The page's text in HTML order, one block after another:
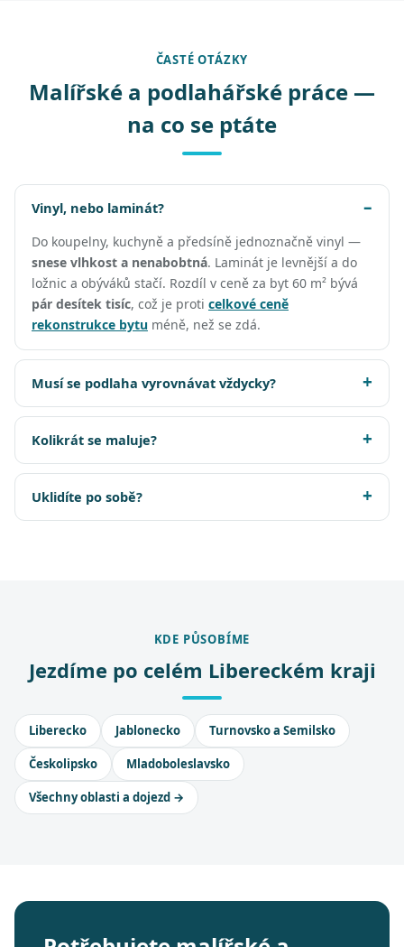
ČASTÉ OTÁZKY
Malířské a podlahářské práce —
na co se ptáte
Vinyl, nebo laminát?
Do koupelny, kuchyně a předsíně jednoznačně vinyl —
snese vlhkost a nenabobtná. Laminát je levnější a do
ložnic a obýváků stačí. Rozdíl v ceně za byt 60 m² bývá
pár desítek tisíc, což je proti celkové ceně
rekonstrukce bytu méně, než se zdá.
Musí se podlaha vyrovnávat vždycky?
Kolikrát se maluje?
Uklidíte po sobě?
KDE PŮSOBÍME
Jezdíme po celém Libereckém kraji
Liberecko Jablonecko Turnovsko a Semilsko
Českolipsko Mladoboleslavsko
Všechny oblasti a dojezd →